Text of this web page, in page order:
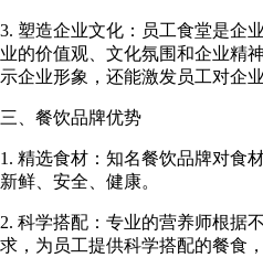
3. 塑造企业文化：员工食堂是企
业的价值观、文化氛围和企业精
示企业形象，还能激发员工对企
三、餐饮品牌优势
1. 精选食材：知名餐饮品牌对食
新鲜、安全、健康。
2. 科学搭配：专业的营养师根据
求，为员工提供科学搭配的餐食